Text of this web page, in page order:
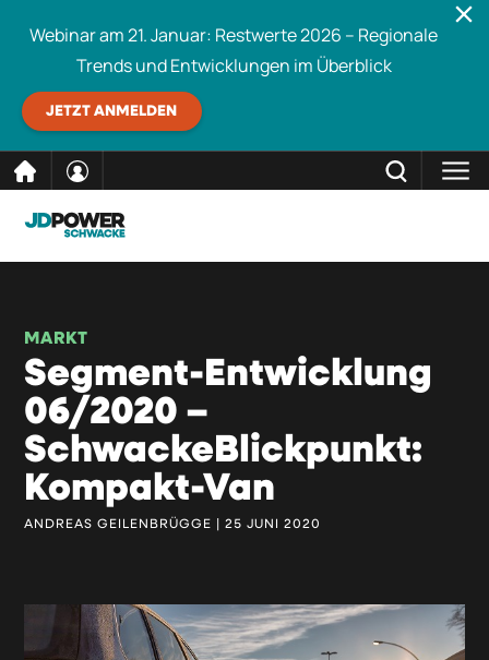
Inhalt
Webinar am 21. Januar: Restwerte 2026 – Regionale
Trends und Entwicklungen im Überblick
JETZT ANMELDEN
MARKT
Segment-Entwicklung
06/2020 –
SchwackeBlickpunkt:
Kompakt-Van
ANDREAS GEILENBRÜGGE | 25 JUNI 2020